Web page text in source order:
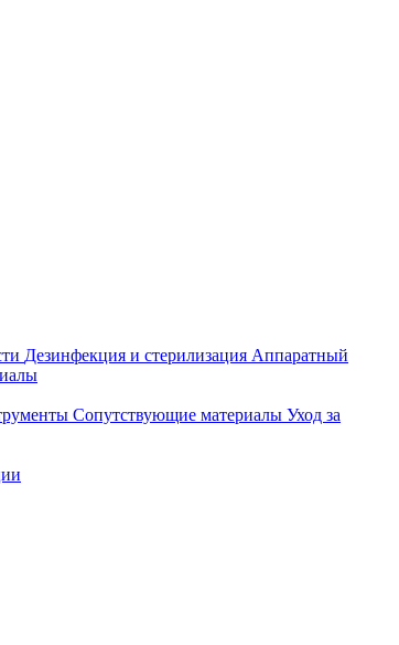
Дезинфекция и стерилизация Аппаратный
Сопутствующие материалы Уход за